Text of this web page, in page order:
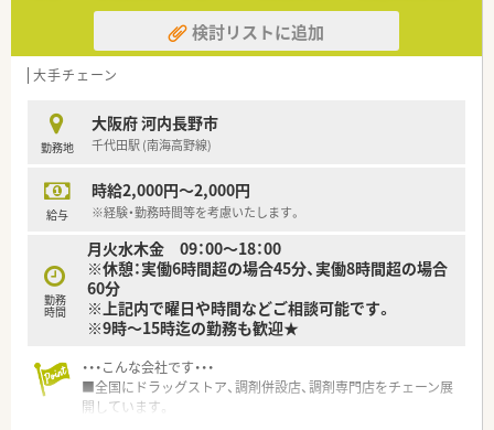
検討リストに追加
大手チェーン
勤務地
大阪府 河内長野市
千代田駅 (南海高野線)
給与
時給2,000円～2,000円
※経験・勤務時間等を考慮いたします。
勤務
時間
月火水木金 09：00～18：00
※休憩：実働6時間超の場合45分、実働8時間超の場合
60分
※上記内で曜日や時間などご相談可能です。
※9時～15時迄の勤務も歓迎★
・・・こんな会社です・・・
■全国にドラッグストア、調剤併設店、調剤専門店をチェーン展
開しています。